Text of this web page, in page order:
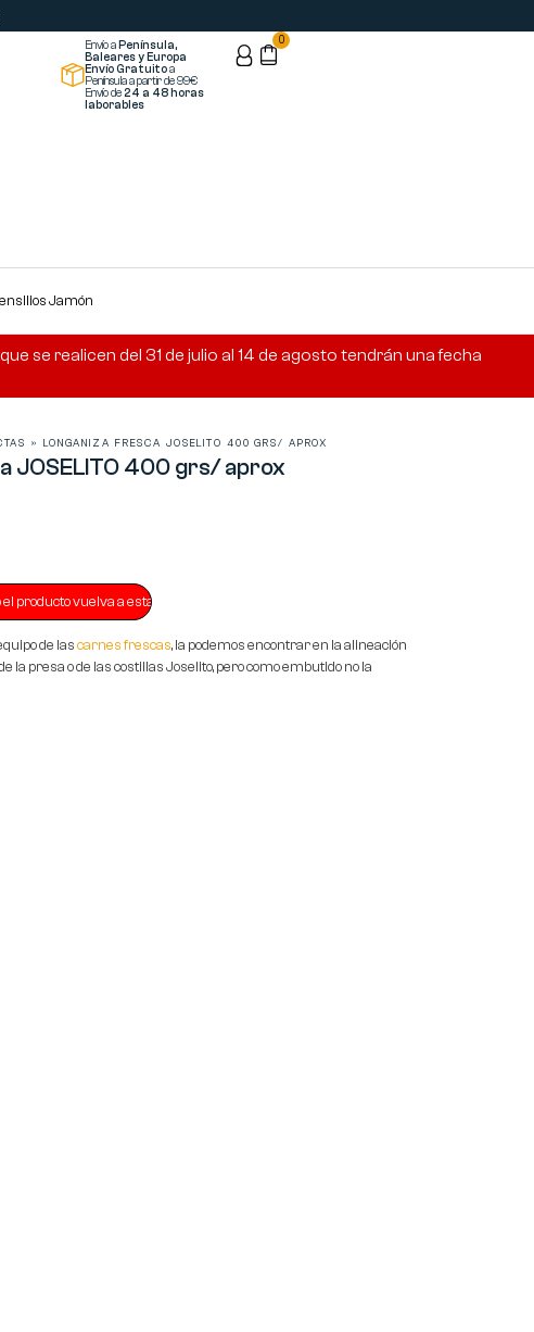
Envío a Península,
Baleares y Europa
Envío Gratuitoa
Península a partir de 99€
Envío de24 a 48 horas
laborables
0
Jamón
se realicen del 31 de julio al 14 de agosto tendrán una fecha
» LONGANIZA FRESCA JOSELITO 400 GRS/ APROX
JOSELITO 400 grs/ aprox
de las carnes frescas, la podemos encontrar en la alineación
la presa o de las costillas Joselito, pero como embutido no la